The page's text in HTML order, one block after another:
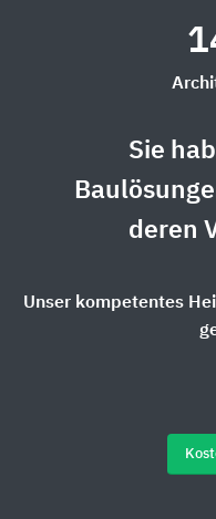
Sie
deren
Unser kompetentes